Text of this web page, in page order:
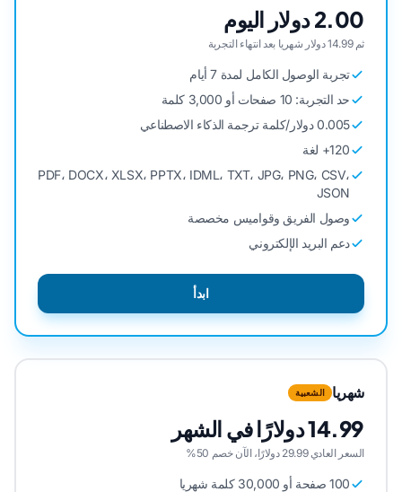
2.00 دولار اليوم
ثم 14.99 دولار شهريا بعد انتهاء التجربة
تجربة الوصول الكامل لمدة 7 أيام
حد التجربة: 10 صفحات أو 3,000 كلمة
0.005 دولار/كلمة ترجمة الذكاء الاصطناعي
120+ لغة
PDF، DOCX، XLSX، PPTX، IDML، TXT، JPG، PNG، CSV،
JSON
وصول الفريق وقواميس مخصصة
دعم البريد الإلكتروني
ابدأ
شهريا الشعبية
14.99 دولارًا في الشهر
السعر العادي 29.99 دولارًا، الآن خصم 50%
100 صفحة أو 30,000 كلمة شهريا